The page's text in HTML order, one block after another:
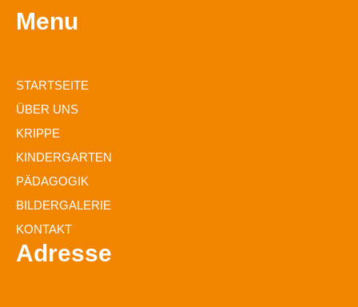
Menu
STARTSEITE
ÜBER UNS
KRIPPE
KINDERGARTEN
PÄDAGOGIK
BILDERGALERIE
KONTAKT
Adresse